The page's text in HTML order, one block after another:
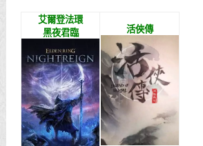
艾爾登法環
黑夜君臨
活俠傳